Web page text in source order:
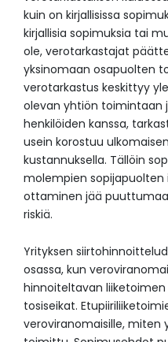
kuin on kirjallisissa
kirjallisia sopimuksia tai
ole, verotarkastajat
yksinomaan osapuolten
verotarkastus keskittyy
olevan yhtiön toimintaan
henkilöiden kanssa,
usein korostuu
kustannuksella. Tällöin
molempien sopijapuolten
ottaminen jää
riskiä.
Yrityksen
osassa, kun
hinnoiteltavan
tosiseikat.
veroviranomaisille, miten